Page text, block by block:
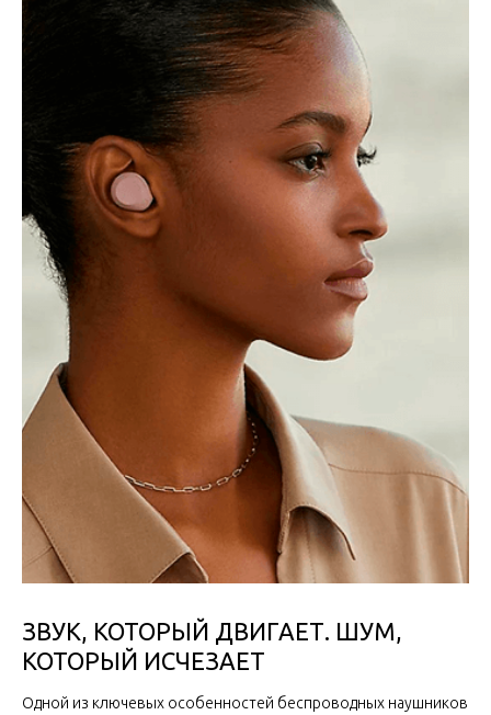
ЗВУК, КОТОРЫЙ ДВИГАЕТ. ШУМ,
КОТОРЫЙ ИСЧЕЗАЕТ
Одной из ключевых особенностей беспроводных наушников